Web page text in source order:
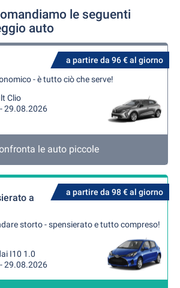
le seguenti
auto
a partire da 96 € al giorno
- è tutto ciò che serve!
Clio
29.08.2026
le auto piccole
a partire da 98 € al giorno
a
storto - spensierato e tutto compreso!
I10 1.0
29.08.2026